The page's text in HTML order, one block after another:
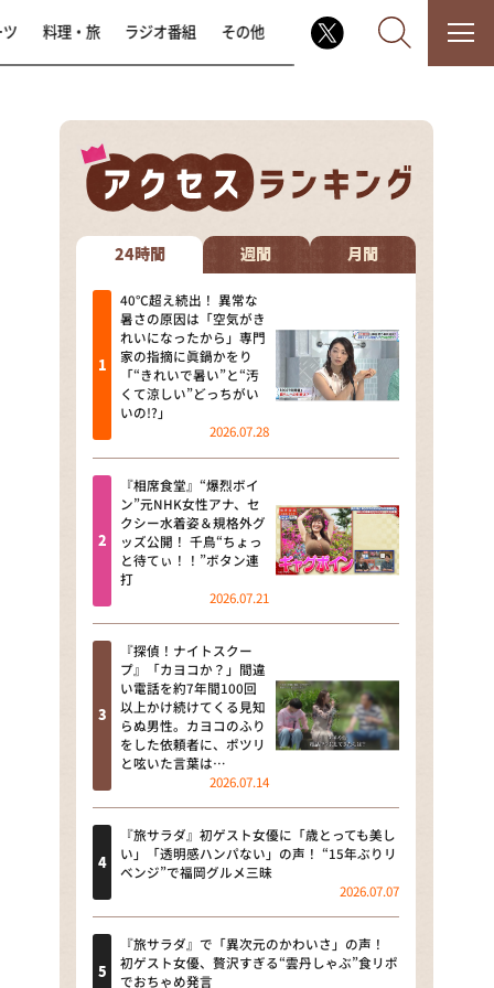
なるみ・岡村の過ぎるTV
相席食堂
これ余談なんですけど・・・
～人生密着トークバラエティ！
～ やすとものいたって真剣です
探偵！ナイトスクープ
news おかえり
河合＆A.B.C-Z塚田×福井アナ
「なんでやねん！？」（news お
かえり）
DAIGOも台所 ～きょうの献立 何
にする？～
本日はダイアンなり！シーズン２
朝だ！生です旅サラダ
教えて！ニュースライブ 正義の
ミカタ
ＬＩＦＥ～夢のカタチ～
新婚さんいらっしゃい！
ザキ山小屋本館
料理・旅 ラジオ番組 その他
24時間 週間 月間
40℃超え続出！ 異常な
暑さの原因は「空気がき
れいになったから」専門
家の指摘に眞鍋かをり
「“きれいで暑い”と“汚
くて涼しい”どっちがい
いの!?」
2026.07.28
『相席食堂』“爆烈ボイ
ン”元NHK女性アナ、セ
クシー水着姿＆規格外グ
ッズ公開！ 千鳥“ちょっ
と待てぃ！！”ボタン連
打
2026.07.21
『探偵！ナイトスクー
プ』「カヨコか？」間違
い電話を約7年間100回
以上かけ続けてくる見知
らぬ男性。カヨコのふり
をした依頼者に、ポツリ
と呟いた言葉は…
2026.07.14
『旅サラダ』初ゲスト女優に「歳とっても美し
い」「透明感ハンパない」の声！ “15年ぶりリ
ベンジ”で福岡グルメ三昧
2026.07.07
『旅サラダ』で「異次元のかわいさ」の声！
初ゲスト女優、贅沢すぎる“雲丹しゃぶ”食リポ
でおちゃめ発言